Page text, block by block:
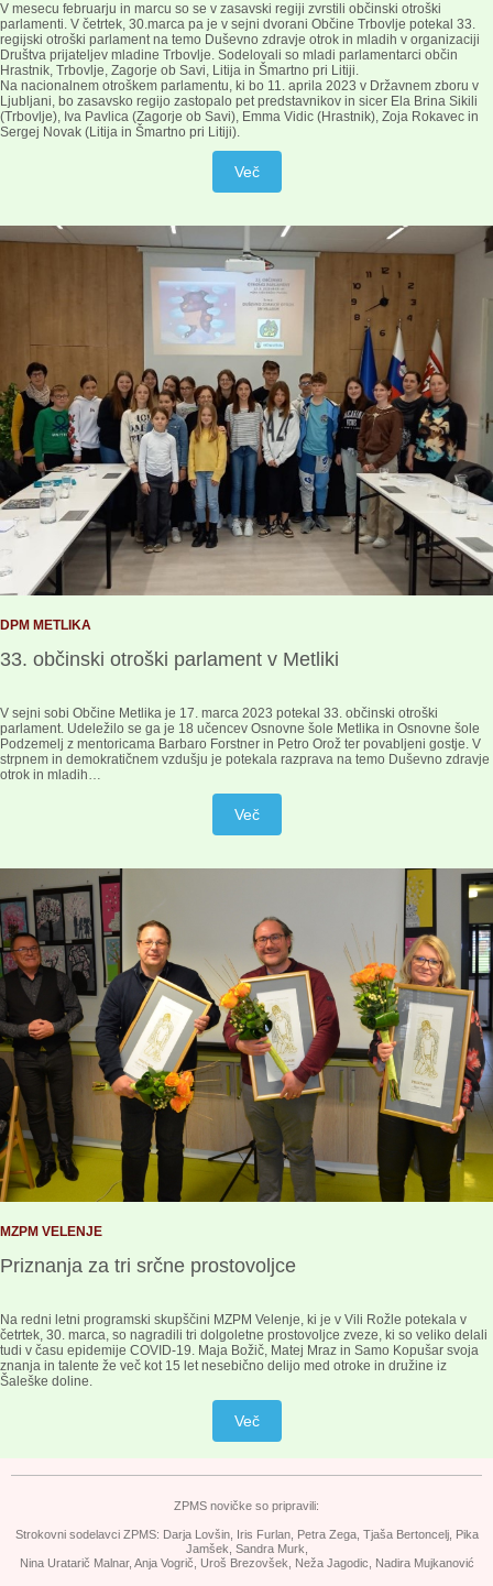
V mesecu februarju in marcu so se v zasavski regiji zvrstili občinski otroški
parlamenti. V četrtek, 30.marca pa je v sejni dvorani Občine Trbovlje potekal 33.
regijski otroški parlament na temo Duševno zdravje otrok in mladih v organizaciji
Društva prijateljev mladine Trbovlje. Sodelovali so mladi parlamentarci občin
Hrastnik, Trbovlje, Zagorje ob Savi, Litija in Šmartno pri Litiji.
Na nacionalnem otroškem parlamentu, ki bo 11. aprila 2023 v Državnem zboru v
Ljubljani, bo zasavsko regijo zastopalo pet predstavnikov in sicer Ela Brina Sikili
(Trbovlje), Iva Pavlica (Zagorje ob Savi), Emma Vidic (Hrastnik), Zoja Rokavec in
Sergej Novak (Litija in Šmartno pri Litiji).
Več
DPM METLIKA
33. občinski otroški parlament v Metliki
V sejni sobi Občine Metlika je 17. marca 2023 potekal 33. občinski otroški
parlament. Udeležilo se ga je 18 učencev Osnovne šole Metlika in Osnovne šole
Podzemelj z mentoricama Barbaro Forstner in Petro Orož ter povabljeni gostje. V
strpnem in demokratičnem vzdušju je potekala razprava na temo Duševno zdravje
otrok in mladih…
Več
MZPM VELENJE
Priznanja za tri srčne prostovoljce
Na redni letni programski skupščini MZPM Velenje, ki je v Vili Rožle potekala v
četrtek, 30. marca, so nagradili tri dolgoletne prostovoljce zveze, ki so veliko delali
tudi v času epidemije COVID-19. Maja Božič, Matej Mraz in Samo Kopušar svoja
znanja in talente že več kot 15 let nesebično delijo med otroke in družine iz
Šaleške doline.
Več
ZPMS novičke so pripravili:
Strokovni sodelavci ZPMS: Darja Lovšin, Iris Furlan, Petra Zega, Tjaša Bertoncelj, Pika
Jamšek, Sandra Murk,
Nina Uratarič Malnar, Anja Vogrič, Uroš Brezovšek, Neža Jagodic, Nadira Mujkanović